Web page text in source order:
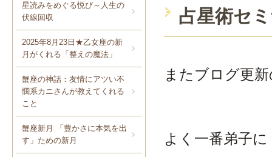
星読みをめぐる悦び～人生の
伏線回収
2025年8月23日★乙女座の新
月がくれる「整えの魔法」
蟹座の神話：友情にアツい不
憫系カニさんが教えてくれる
こと
蟹座新月 「豊かさに本気を出
す」ための新月
占星術セ
またブログ更
よく一番弟子に